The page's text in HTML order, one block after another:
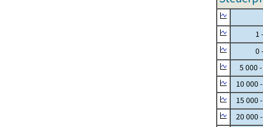
1 -
0 -
5 000
10 000
15 000
20 000